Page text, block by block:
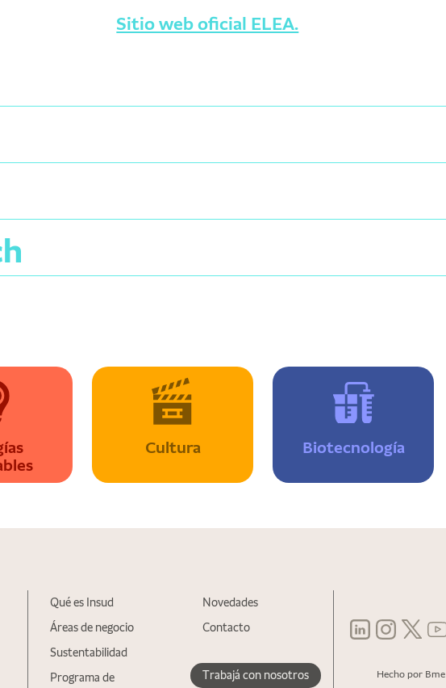
Sitio web oficial ELEA.
Cultura Biotecnología
Qué es Insud
Áreas de negocio
Sustentabilidad
Programa de
Novedades
Contacto
Trabajá con nosotros Hecho por Bme